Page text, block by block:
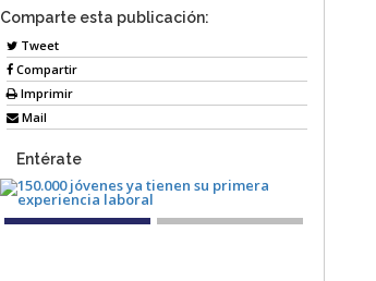
Comparte esta publicación:
Tweet
Compartir
Imprimir
Mail
Entérate